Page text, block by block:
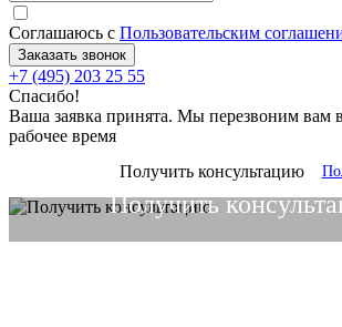
Соглашаюсь с Пользовательским
Заказать звонок
+7 (495) 203 25 55
Спасибо!
Ваша заявка принята. Мы перезвоним вам
рабочее время
Получить консультацию
Получить